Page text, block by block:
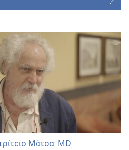
Μάτσα, MD